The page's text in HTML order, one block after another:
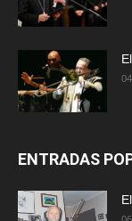
ENTRADAS